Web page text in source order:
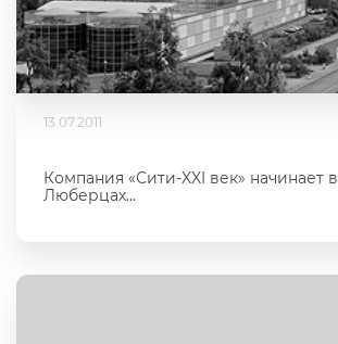
13.07.2011
Компания «Сити-XXI век» начинает в
Люберцах...